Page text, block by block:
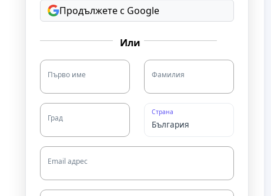
Продължете с Google
Или
Първо име Фамилия
Град
Страна
Email адрес